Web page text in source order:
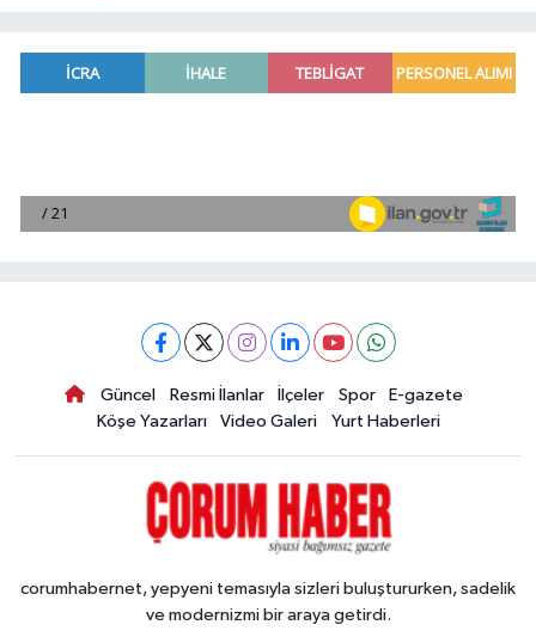
Güncel Resmi İlanlar İlçeler Spor
E-gazete
Köşe Yazarları
Video Galeri Yurt Haberleri
corumhabernet, yepyeni temasıyla sizleri buluştururken, sadelik
ve modernizmi bir araya getirdi.